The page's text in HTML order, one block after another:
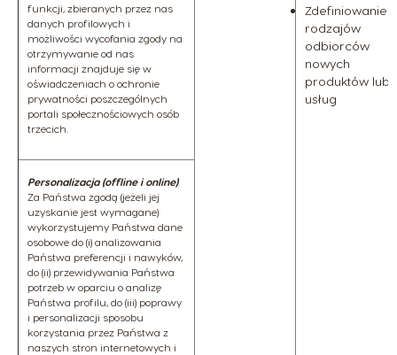
funkcji, zbieranych przez nas
danych profilowych i
możliwości wycofania zgody na
otrzymywanie od nas
informacji znajduje się w
oświadczeniach o ochronie
prywatności poszczególnych
portali społecznościowych osób
trzecich.
Zdefiniowanie
rodzajów
odbiorców
nowych
produktów lub
usług
Personalizacja (offline i online).
Za Państwa zgodą (jeżeli jej
uzyskanie jest wymagane)
wykorzystujemy Państwa dane
osobowe do (i) analizowania
Państwa preferencji i nawyków,
do (ii) przewidywania Państwa
potrzeb w oparciu o analizę
Państwa profilu, do (iii) poprawy
i personalizacji sposobu
korzystania przez Państwa z
naszych stron internetowych i